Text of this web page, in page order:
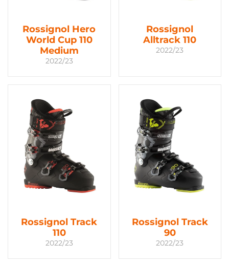
Rossignol Hero
World Cup 110
Medium
2022/23
Rossignol
Alltrack 110
2022/23
Rossignol Track
110
2022/23
Rossignol Track
90
2022/23